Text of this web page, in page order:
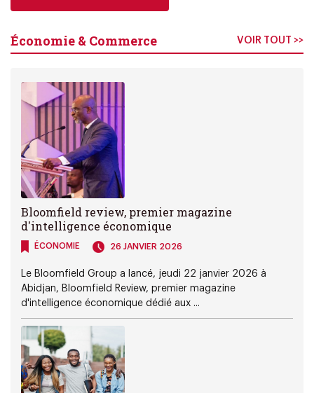
Économie & Commerce VOIR TOUT >>
Bloomfield review, premier magazine
d'intelligence économique
ÉCONOMIE 26 JANVIER 2026
Le Bloomfield Group a lancé, jeudi 22 janvier 2026 à
Abidjan, Bloomfield Review, premier magazine
d'intelligence économique dédié aux ...